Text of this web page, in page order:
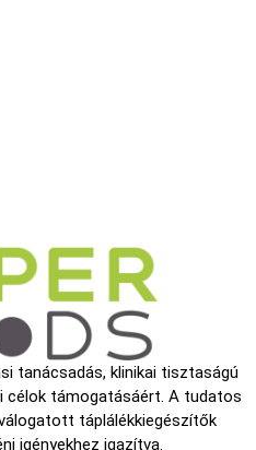
tanácsadás, klinikai tisztaságú
célok támogatásáért. A tudatos
táplálékkiegészítők
igényekhez igazítva.